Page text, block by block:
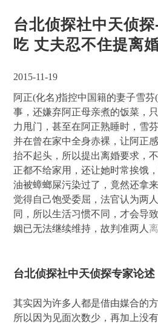
台北侦探社中天侦
吃 丈夫忍不住提离
2015-11-19
阿正(化名)指控中国籍的妻子雪
事，还嫌弃阿正母亲煮的饭菜，
力甩门，甚至在阿正熟睡时，雪
并在曾在家中全身赤裸，让阿正
抬不起头，所以提出离婚要求，
正都不给家用，还让她时常挨饿
油被蟑螂屎污染过了，竟然还拿
觉得自己饱受委屈，法官认为两
同，所以生活习惯不同，才会导
姻已无法继续维持，故判准两人
台北侦探社中天侦探专家论述
其实因为许多人都是借由媒合的
所以因为见面次数少，再加上没